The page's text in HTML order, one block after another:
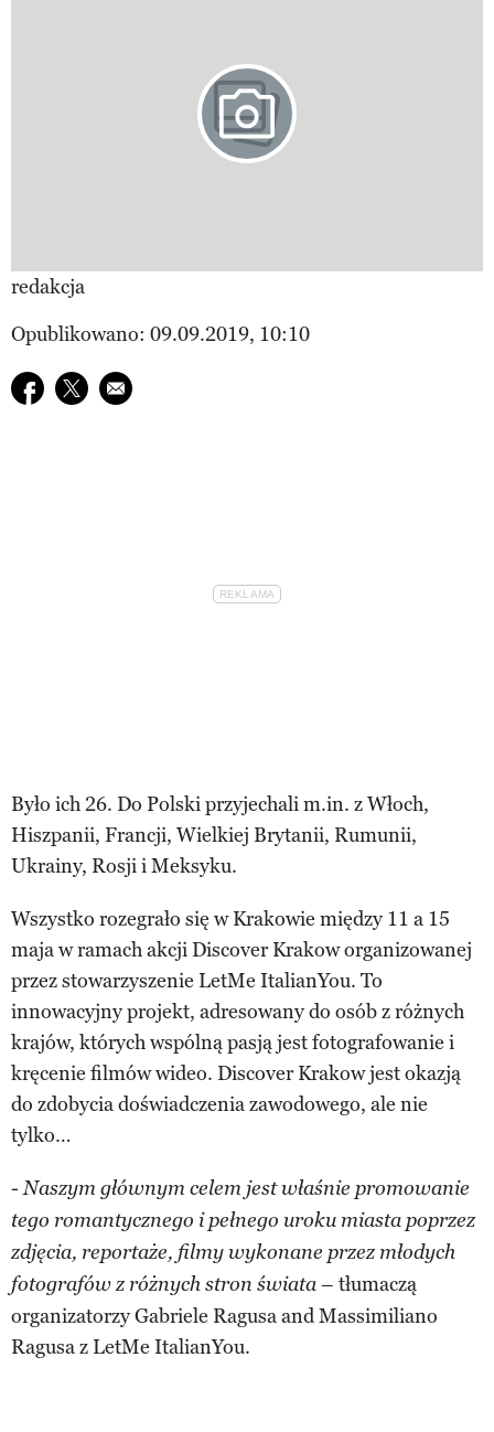
redakcja
Opublikowano: 09.09.2019, 10:10
Udostępnij na facebook
Udostępnij na twitter
E-mail do przyjaciela
Było ich 26. Do Polski przyjechali m.in. z Włoch,
Hiszpanii, Francji, Wielkiej Brytanii, Rumunii,
Ukrainy, Rosji i Meksyku.
Wszystko rozegrało się w Krakowie między 11 a 15
maja w ramach akcji Discover Krakow organizowanej
przez stowarzyszenie LetMe ItalianYou. To
innowacyjny projekt, adresowany do osób z różnych
krajów, których wspólną pasją jest fotografowanie i
kręcenie filmów wideo. Discover Krakow jest okazją
do zdobycia doświadczenia zawodowego, ale nie
tylko…
-Naszym głównym celem jest właśnie promowanie
tego romantycznego i pełnego uroku miasta poprzez
zdjęcia, reportaże, filmy wykonane przez młodych
fotografów z różnych stron świata– tłumaczą
organizatorzy Gabriele Ragusa and Massimiliano
Ragusa z LetMe ItalianYou.